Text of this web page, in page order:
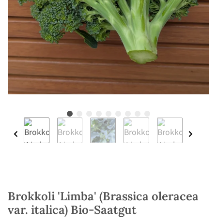
Brokkoli 'Limba' (Brassica oleracea
var. italica) Bio-Saatgut